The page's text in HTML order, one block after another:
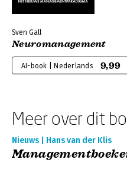
Sven Gall
Neuromanagement
AI-book | Nederlands 9,99
Meer over dit
Nieuws | Hans van der Klis